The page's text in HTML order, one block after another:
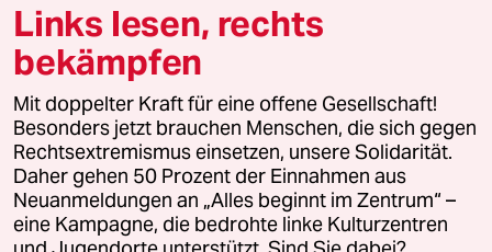
© 2026 taz Verlags und Vertriebs GmbH
Alle Rechte vorbehalten. Bei rechtlichen Fragen oder für Genehmigungen
wenden Sie sich bitte an
lizenzen@taz.de
Feedback Redaktionsstatut Kommune-Richtlinien
Leitlinie Informant Datenschutz Impressum AGB
Links lesen, rechts
bekämpfen
Mit doppelter Kraft für eine offene Gesellschaft!
Besonders jetzt brauchen Menschen, die sich gegen
Rechtsextremismus einsetzen, unsere Solidarität.
Daher gehen 50 Prozent der Einnahmen aus
Neuanmeldungen an „Alles beginnt im Zentrum“ –
eine Kampagne, die bedrohte linke Kulturzentren